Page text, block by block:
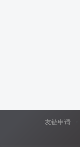
友链申请